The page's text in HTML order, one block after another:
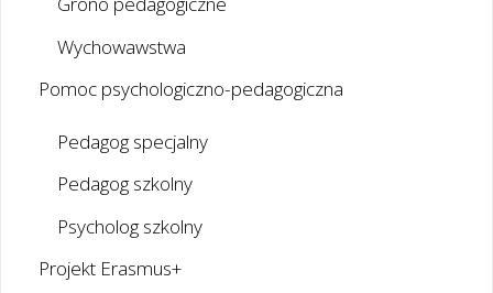
Wychowawstwa
Pomoc psychologiczno-pedagogiczna
Pedagog specjalny
Pedagog szkolny
Psycholog szkolny
Projekt Erasmus+